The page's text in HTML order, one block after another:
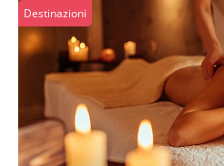
Destinazioni